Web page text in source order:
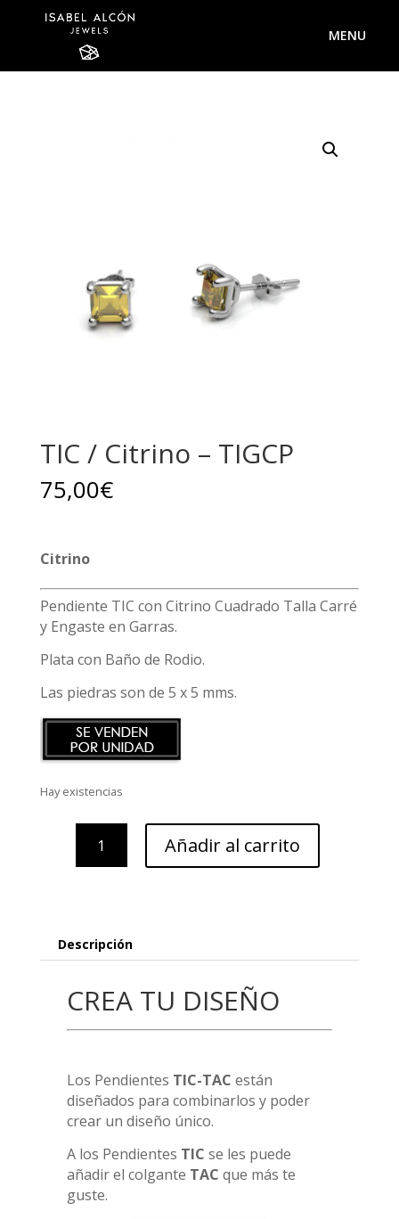
TIC / Citrino – TIGCP
75,00€
Citrino
Pendiente TIC con Citrino Cuadrado Talla Carré
y Engaste en Garras.
Plata con Baño de Rodio.
Las piedras son de 5 x 5 mms.
Hay existencias
Añadir al carrito
Descripción
CREA TU DISEÑO
Los Pendientes TIC-TAC están
diseñados para combinarlos y poder
crear un diseño único.
A los Pendientes TIC se les puede
añadir el colgante TAC que más te
guste.